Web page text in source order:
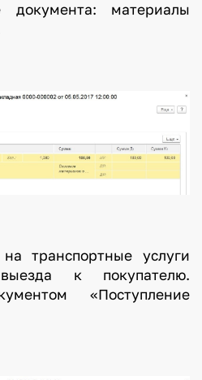
материалы
транспортные услуги
к покупателю.
«Поступление